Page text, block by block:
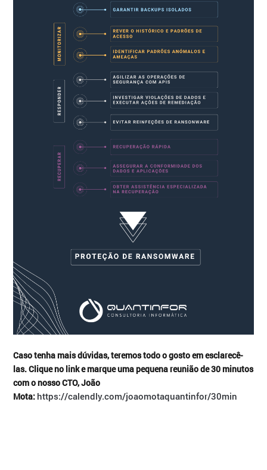
Caso tenha mais dúvidas, teremos todo o gosto em esclarecê-
las. Clique no link e marque uma pequena reunião de 30 minutos
com o nosso CTO, João
Mota: https://calendly.com/joaomotaquantinfor/30min